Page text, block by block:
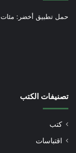
حمل تطبيق أخضر: مئات
تصنيفات الكتب
كتب
اقتباسات